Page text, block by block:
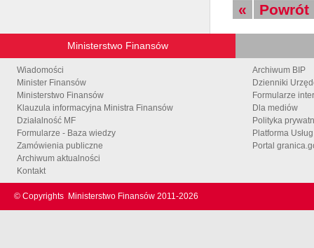
« Powrót
Ministerstwo Finansów
Wiadomości
Minister Finansów
Ministerstwo Finansów
Klauzula informacyjna Ministra Finansów
Działalność MF
Formularze - Baza wiedzy
Zamówienia publiczne
Archiwum aktualności
Kontakt
Archiwum BIP
Dzienniki
Formularze
Dla mediów
Polityka
Platforma
Portal
© Copyrights Ministerstwo Finansów 2011-2026